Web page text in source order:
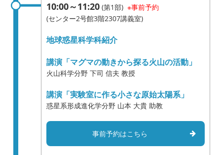
10:00～11:20(第1部)※事前予約
(センター2号館3階2307講義室)
地球惑星科学科紹介
講演「マグマの動きから探る火山の活動」
火山科学分野 下司 信夫 教授
講演「実験室に作る小さな原始太陽系」
惑星系形成進化学分野 山本 大貴 助教
事前予約はこちら